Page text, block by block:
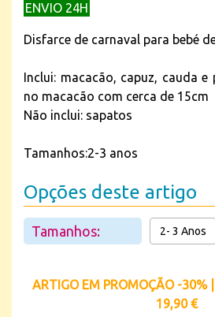
ENVIO 24H
Disfarce de carnaval para bebé
Inclui: macacão, capuz, cauda e
no macacão com cerca de 15cm
Não inclui: sapatos
Tamanhos:2-3 anos
Opções deste artigo
Tamanhos: 2- 3 Anos
ARTIGO EM PROMOÇÃO -30%
19,90 €